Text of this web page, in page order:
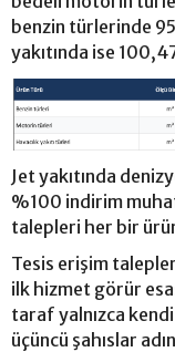
benzin türlerinde
yakıtında ise
Jet yakıtında
%100 indirim
talepleri her bir
Tesis erişim
ilk hizmet görür
taraf yalnızca
üçüncü şahıslar